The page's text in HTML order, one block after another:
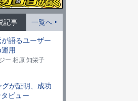
記事 一覧へ
語るユーザー
用
ー 相原 知栄子
が証明、成功
ビュー